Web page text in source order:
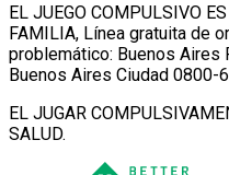
EL JUEGO COMPULSIVO
FAMILIA, Línea gratuita de
problemático: Buenos
Buenos Aires Ciudad 0800-
EL JUGAR
SALUD.